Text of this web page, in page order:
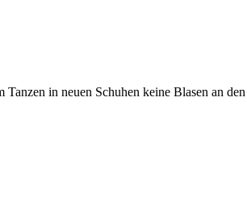
in neuen Schuhen keine Blasen an